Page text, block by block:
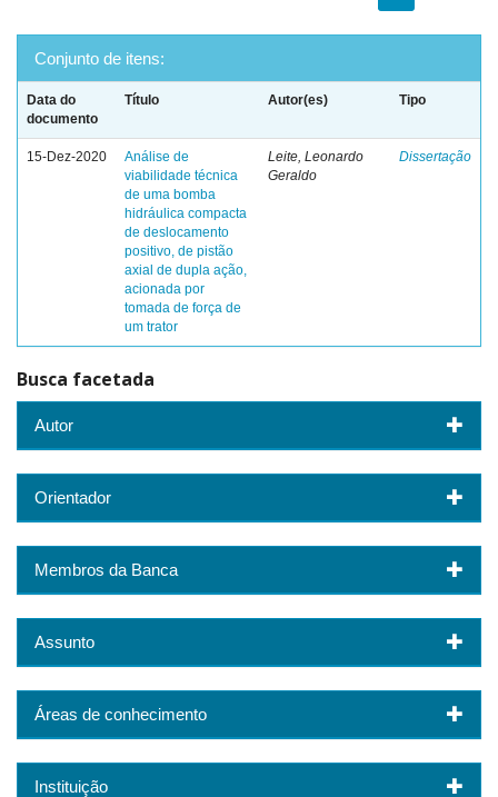
Conjunto de itens:
Data do
documento
Título Autor(es) Tipo
15-Dez-2020
Análise de
viabilidade técnica
de uma bomba
hidráulica compacta
de deslocamento
positivo, de pistão
axial de dupla ação,
acionada por
tomada de força de
um trator
Leite, Leonardo
Geraldo
Dissertação
Busca facetada
Autor
Orientador
Membros da Banca
Assunto
Áreas de conhecimento
Instituição